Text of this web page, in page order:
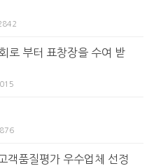
로 부터 표창장을 수여 받
객품질평가 우수업체 선정